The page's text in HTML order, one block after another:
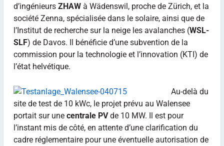
d’ingénieurs ZHAWà Wädenswil, proche de Zürich, et la
société Zenna, spécialisée dans le solaire, ainsi que de
l’Institut de recherche sur la neige les avalanches (WSL-
SLF) de Davos. Il bénéficie d’une subvention de la
commission pour la technologie et l’innovation (KTI) de
l’état helvétique.
Au-delà du
site de test de 10 kWc, le projet prévu au Walensee
portait sur une centrale PVde 10 MW. Il est pour
l’instant mis de côté, en attente d’une clarification du
cadre réglementaire pour une éventuelle autorisation de